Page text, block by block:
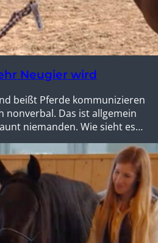
Neugier wird
beißt Pferde kommunizieren
nonverbal. Das ist allgemein
niemanden. Wie sieht es…